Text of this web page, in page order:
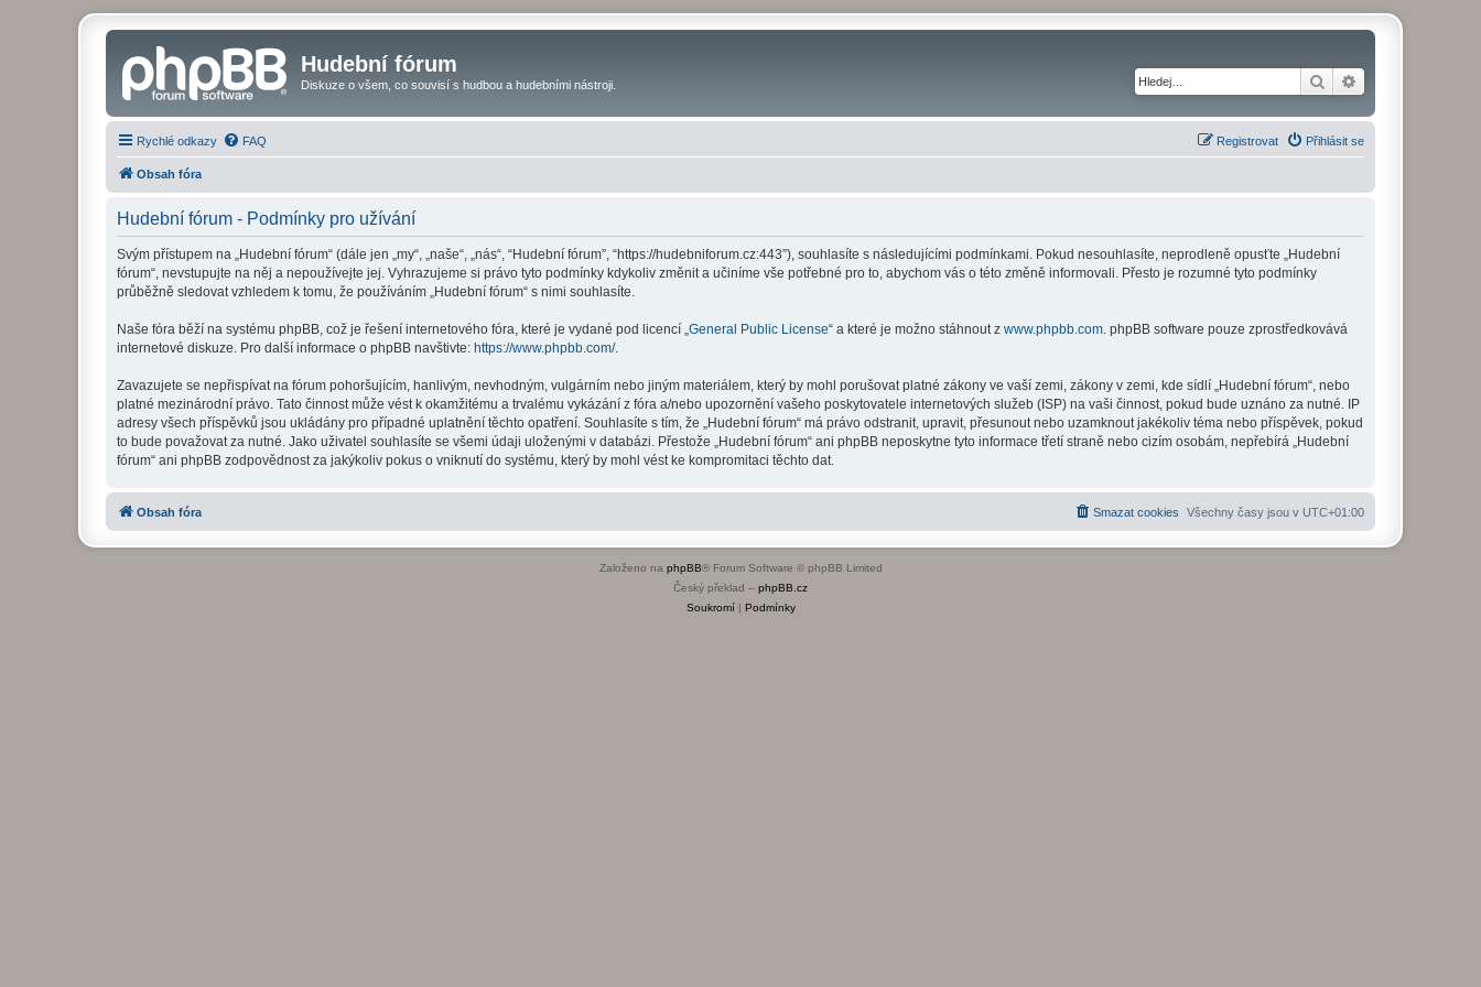
Hudební fórum
Diskuze o všem, co souvisí s hudbou a hudebními nástroji. Hledat
Rychlé odkazy FAQ Přihlásit se
Registrovat
Obsah fóra
Hudební fórum - Podmínky pro užívání
Svým přístupem na „Hudební fórum“ (dále jen „my“, „naše“, „nás“, “Hudební fórum”, “https://hudebniforum.cz:443”), souhlasíte s následujícími podmínkami. Pokud nesouhlasíte, neprodleně opusťte „Hudební
fórum“, nevstupujte na něj a nepoužívejte jej. Vyhrazujeme si právo tyto podmínky kdykoliv změnit a učiníme vše potřebné pro to, abychom vás o této změně informovali. Přesto je rozumné tyto podmínky
průběžně sledovat vzhledem k tomu, že používáním „Hudební fórum“ s nimi souhlasíte.
Naše fóra běží na systému phpBB, což je řešení internetového fóra, které je vydané pod licencí „ General Public License“ a které je možno stáhnout z www.phpbb.com . phpBB software pouze zprostředkovává
internetové diskuze. Pro další informace o phpBB navštivte: https://www.phpbb.com/.
Zavazujete se nepřispívat na fórum pohoršujícím, hanlivým, nevhodným, vulgárním nebo jiným materiálem, který by mohl porušovat platné zákony ve vaší zemi, zákony v zemi, kde sídlí „Hudební fórum“, nebo
platné mezinárodní právo. Tato činnost může vést k okamžitému a trvalému vykázání z fóra a/nebo upozornění vašeho poskytovatele internetových služeb (ISP) na vaši činnost, pokud bude uznáno za nutné. IP
adresy všech příspěvků jsou ukládány pro případné uplatnění těchto opatření. Souhlasíte s tím, že „Hudební fórum“ má právo odstranit, upravit, přesunout nebo uzamknout jakékoliv téma nebo příspěvek, pokud
to bude považovat za nutné. Jako uživatel souhlasíte se všemi údaji uloženými v databázi. Přestože „Hudební fórum“ ani phpBB neposkytne tyto informace třetí straně nebo cizím osobám, nepřebírá „Hudební
fórum“ ani phpBB zodpovědnost za jakýkoliv pokus o vniknutí do systému, který by mohl vést ke kompromitaci těchto dat.
Obsah fóra Všechny časy jsou v UTC+01:00
Smazat cookies
Založeno na phpBB® Forum Software © phpBB Limited
Český překlad – phpBB.cz
Soukromí| Podmínky